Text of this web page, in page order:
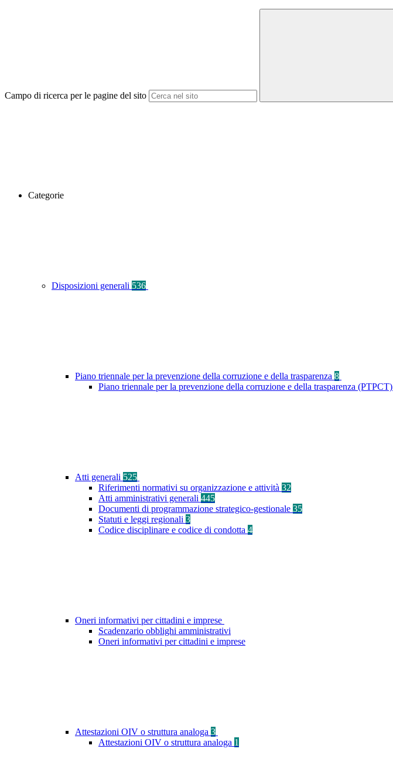
Campo di ricerca per le pagine del sito
Categorie
Disposizioni generali 536
Piano triennale per la prevenzione della corruzione e della trasparenza 8
Piano triennale per la prevenzione della corruzione e della trasparenza (PTPCT)
Atti generali 525
Riferimenti normativi su organizzazione e attività 32
Atti amministrativi generali 445
Documenti di programmazione strategico-gestionale 35
Statuti e leggi regionali 3
Codice disciplinare e codice di condotta 4
Oneri informativi per cittadini e imprese
Scadenzario obblighi amministrativi
Oneri informativi per cittadini e imprese
Attestazioni OIV o struttura analoga 3
Attestazioni OIV o struttura analoga 1